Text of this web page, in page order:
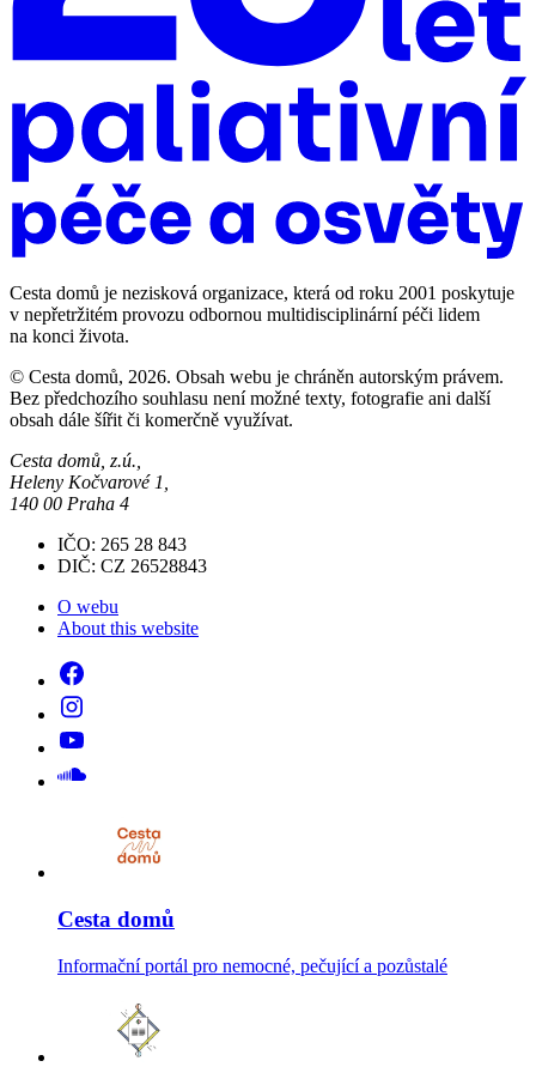
Cesta domů je nezisková organizace, která od roku 2001 poskytuje
v nepřetržitém provozu odbornou multidisciplinární péči lidem
na konci života.
© Cesta domů, 2026. Obsah webu je chráněn autorským právem.
Bez předchozího souhlasu není možné texty, fotografie ani další
obsah dále šířit či komerčně využívat.
Cesta domů, z.ú.,
Heleny Kočvarové 1,
140 00 Praha 4
IČO: 265 28 843
DIČ: CZ 26528843
O webu
About this website
Cesta domů
Informační portál pro nemocné, pečující a pozůstalé